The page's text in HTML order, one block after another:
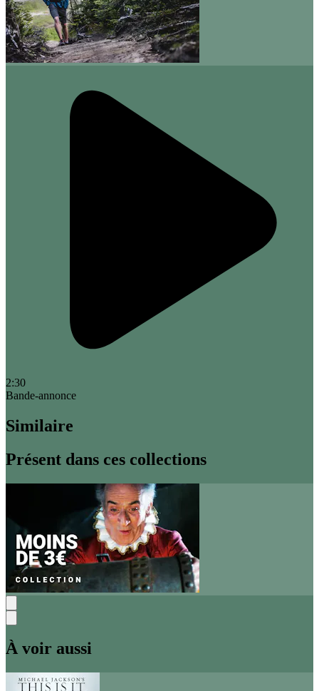
2:30
Bande-annonce
Similaire
Présent dans ces collections
À voir aussi